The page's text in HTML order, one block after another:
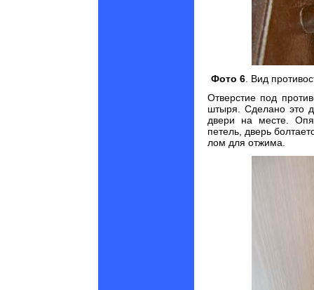
Фото 6 . Вид
Отверстие под
штыря. Сделано это
двери на месте.
петель, дверь
лом для отжима.